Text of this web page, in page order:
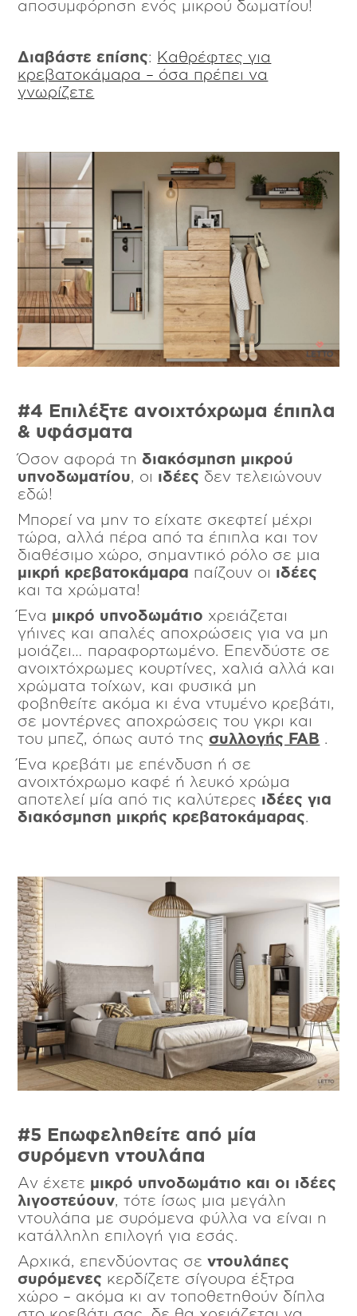
αποσυμφόρηση ενός μικρού δωματίου!
Διαβάστε επίσης: Καθρέφτες για
κρεβατοκάμαρα – όσα πρέπει να
γνωρίζετε
#4 Επιλέξτε ανοιχτόχρωμα έπιπλα
& υφάσματα
Όσον αφορά τηδιακόσμηση μικρού
υπνοδωματίου , οι ιδέες δεν τελειώνουν
εδώ!
Μπορεί να μην το είχατε σκεφτεί μέχρι
τώρα, αλλά πέρα από τα έπιπλα και τον
διαθέσιμο χώρο, σημαντικό ρόλο σε μια
μικρή κρεβατοκάμαρα παίζουν οι ιδέες
και τα χρώματα!
Ένα μικρό υπνοδωμάτιο χρειάζεται
γήινες και απαλές αποχρώσεις για να μη
μοιάζει… παραφορτωμένο. Επενδύστε σε
ανοιχτόχρωμες κουρτίνες, χαλιά αλλά και
χρώματα τοίχων, και φυσικά μη
φοβηθείτε ακόμα κι ένα ντυμένο κρεβάτι,
σε μοντέρνες αποχρώσεις του γκρι και
του μπεζ, όπως αυτό τηςσυλλογής FAB
Ένα κρεβάτι με επένδυση ή σε
ανοιχτόχρωμο καφέ ή λευκό χρώμα
αποτελεί μία από τις καλύτερες ιδέες για
διακόσμηση μικρής κρεβατοκάμαρας
#5 Επωφεληθείτε από μία
συρόμενη ντουλάπα
Αν έχετε μικρό υπνοδωμάτιο και οι ιδέες
λιγοστεύουν, τότε ίσως μια μεγάλη
ντουλάπα με συρόμενα φύλλα να είναι η
κατάλληλη επιλογή για εσάς.
Αρχικά, επενδύοντας σεντουλάπες
συρόμενες κερδίζετε σίγουρα έξτρα
χώρο – ακόμα κι αν τοποθετηθούν δίπλα